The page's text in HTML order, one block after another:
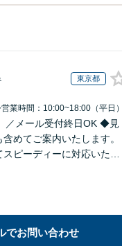
東京都
営業時間：10:00~18:00（平日）
／メール受付終日OK ◆見
めてご案内いたします。
ピーディーに対応いたし
でお問い合わせ